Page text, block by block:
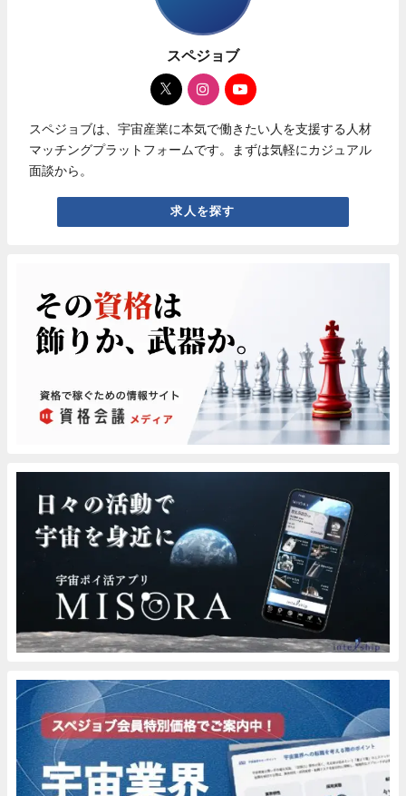
スペジョブ
スペジョブは、宇宙産業に本気で働きたい人を支援する人材
マッチングプラットフォームです。まずは気軽にカジュアル
面談から。
求人を探す